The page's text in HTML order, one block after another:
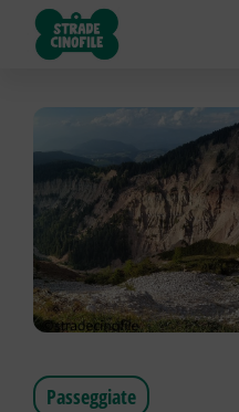
GATTI e
ANIMALI
Passeggiate